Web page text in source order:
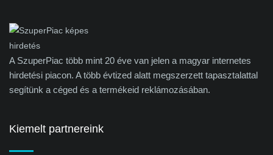
A SzuperPiac több mint 20 éve van jelen a magyar internetes
hirdetési piacon. A több évtized alatt megszerzett tapasztalattal
segítünk a céged és a termékeid reklámozásában.
Kiemelt partnereink